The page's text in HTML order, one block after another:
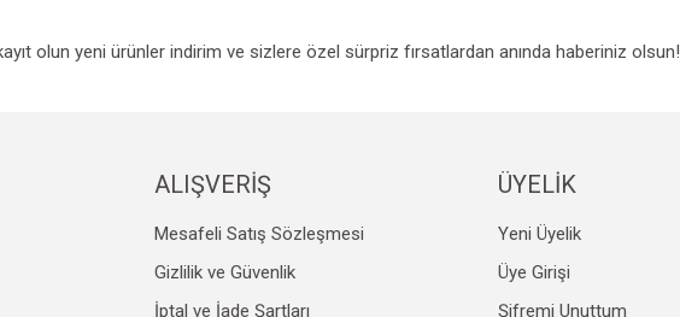
bulunuyor.
Gönder
olun yeni ürünler indirim ve sizlere özel sürpriz fırsatlardan anında haberiniz olsun!
ALIŞVERİŞ
Mesafeli Satış Sözleşmesi
Gizlilik ve Güvenlik
İptal ve İade Şartları
ÜYELİK
Yeni Üyelik
Üye Girişi
Şifremi Unuttum